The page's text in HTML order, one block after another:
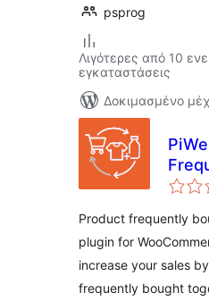
psprog
Λιγότερες από 10
εγκαταστάσεις
Δοκιμασμένο
Product frequently
plugin for
increase your sales
frequently bought